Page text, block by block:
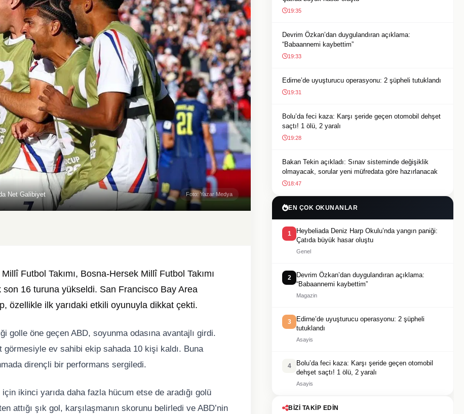
Net Galibiyet Foto: Yazar Medya
Futbol Takımı, Bosna-Hersek Millî Futbol Takımı
son 16 turuna yükseldi. San Francisco Bay Area
özellikle ilk yarıdaki etkili oyunuyla dikkat çekti.
golle öne geçen ABD, soyunma odasına avantajlı girdi.
görmesiyle ev sahibi ekip sahada 10 kişi kaldı. Buna
dirençli bir performans sergiledi.
ikinci yarıda daha fazla hücum etse de aradığı golü
attığı şık gol, karşılaşmanın skorunu belirledi ve ABD’nin
19:35
Devrim Özkan’dan duygulandıran açıklama:
“Babaannemi kaybettim”
19:33
Edirne’de uyuşturucu operasyonu: 2 şüpheli tutuklandı
19:31
Bolu’da feci kaza: Karşı şeride geçen otomobil dehşet
saçtı! 1 ölü, 2 yaralı
19:28
Bakan Tekin açıkladı: Sınav sisteminde değişiklik
olmayacak, sorular yeni müfredata göre hazırlanacak
18:47
EN ÇOK OKUNANLAR
1
Heybeliada Deniz Harp Okulu’nda yangın paniği:
Çatıda büyük hasar oluştu
Genel
2
Devrim Özkan’dan duygulandıran açıklama:
“Babaannemi kaybettim”
Magazin
3
Edirne’de uyuşturucu operasyonu: 2 şüpheli
tutuklandı
Asayis
4
Bolu’da feci kaza: Karşı şeride geçen otomobil
dehşet saçtı! 1 ölü, 2 yaralı
Asayis
BIZI TAKIP EDIN